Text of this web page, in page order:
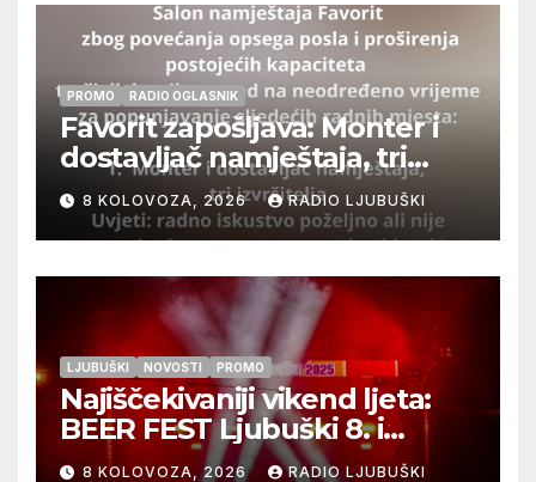
PROMO RADIO OGLASNIK
Favorit zapošljava: Monter i
dostavljač namještaja, tri
izvršitelja
8 KOLOVOZA, 2026 RADIO LJUBUŠKI
LJUBUŠKI NOVOSTI PROMO
Najiščekivaniji vikend ljeta:
BEER FEST Ljubuški 8. i
9.kolovoza
8 KOLOVOZA, 2026 RADIO LJUBUŠKI